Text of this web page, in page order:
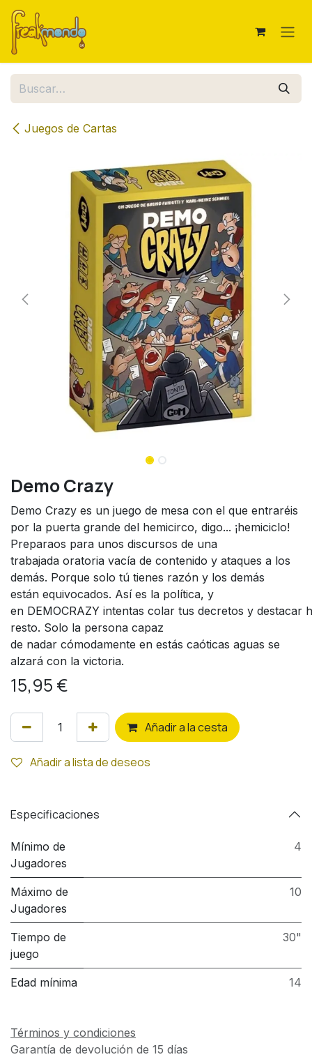
Ir al contenido
Juegos de Cartas
Demo Crazy
Demo Crazy es un juego de mesa con el que entraréis
por la puerta grande del hemicirco, digo... ¡hemiciclo!
Preparaos para unos discursos de una
trabajada oratoria vacía de contenido y ataques a los
demás. Porque solo tú tienes razón y los demás
están equivocados. Así es la política, y
en DEMOCRAZY intentas colar tus decretos y destacar
resto. Solo la persona capaz
de nadar cómodamente en estás caóticas aguas se
alzará con la victoria.
15,95 €
Añadir a la cesta
Añadir a lista de deseos
Especificaciones
Mínimo de
Jugadores
4
Máximo de
Jugadores
10
Tiempo de
juego
30"
Edad mínima 14
Términos y condiciones
Garantía de devolución de 15 días